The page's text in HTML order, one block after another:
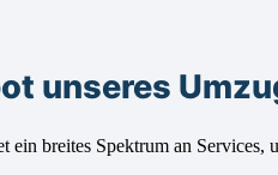
unseres
ein breites Spektrum an